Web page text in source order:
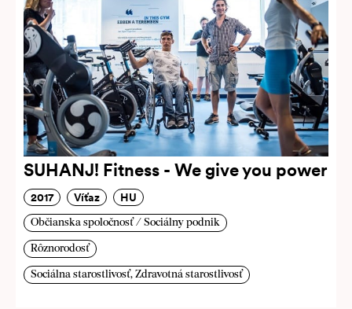
SUHANJ! Fitness - We give you power
2017 Víťaz HU
Občianska spoločnosť / Sociálny podnik
Rôznorodosť
Sociálna starostlivosť, Zdravotná starostlivosť